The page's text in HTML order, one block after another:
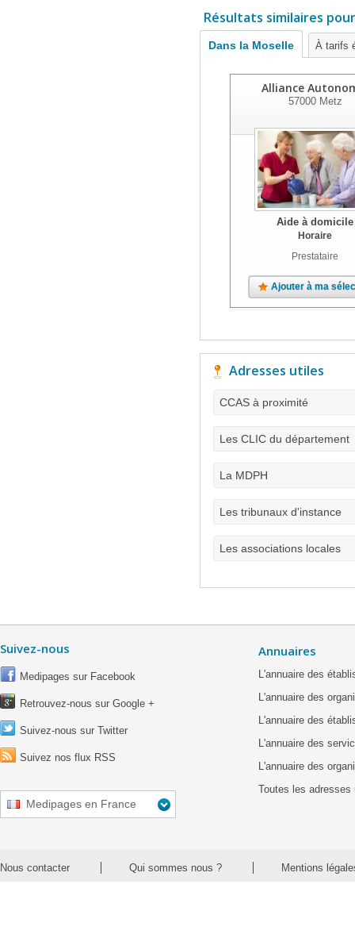
Résultats similaires
Dans la Moselle À tarifs
Alliance
57000Metz
Aide à domicile
Horaire
Prestataire
Ajouter à ma
Adresses utiles
CCAS à proximité
Les CLIC du département
La MDPH
Les tribunaux d'instance
Les associations locales
Suivez-nous
Medipages sur Facebook
Retrouvez-nous sur Google +
Suivez-nous sur Twitter
Suivez nos flux RSS
Medipages en France
Annuaires
L'annuaire des
L'annuaire des
L'annuaire des
L'annuaire des
L'annuaire des
Toutes les adresses
Nous contacter Qui sommes nous ? Mentions